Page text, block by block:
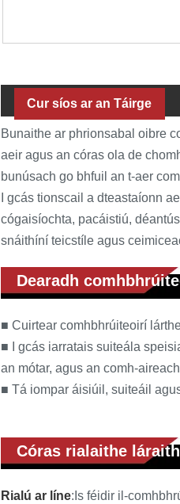
Cur síos ar an Táirge
Bunaithe ar phrionsabal oibre
aeir agus an córas ola de
bunúsach go bhfuil an t-aer
I gcás tionscail a dteastaíonn
cógaisíochta, pacáistiú,
snáithíní teicstíle agus
Dearadh
■ Cuirtear comhbhrúiteoirí
■ I gcás iarratais suiteála
an mótar, agus an comh-
■ Tá iompar áisiúil, suiteáil
Córas rialaithe
Rialú ar líne:Is féidir il-